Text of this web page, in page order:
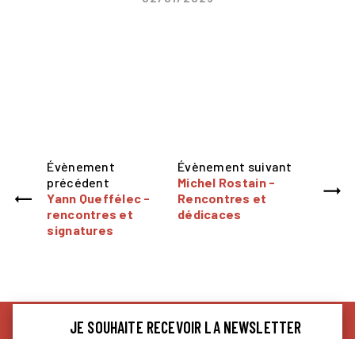
Évènement
précédent
Yann Queffélec -
rencontres et
signatures
Évènement suivant
Michel Rostain -
Rencontres et
dédicaces
JE SOUHAITE RECEVOIR LA NEWSLETTER